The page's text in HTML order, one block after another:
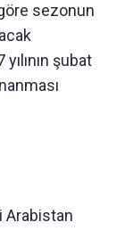
sezonun
şubat
Arabistan